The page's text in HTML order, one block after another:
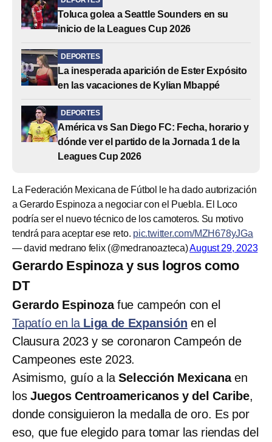
Toluca golea a Seattle Sounders en su
inicio de la Leagues Cup 2026
DEPORTES
La inesperada aparición de Ester Expósito
en las vacaciones de Kylian Mbappé
DEPORTES
América vs San Diego FC: Fecha, horario y
dónde ver el partido de la Jornada 1 de la
Leagues Cup 2026
La Federación Mexicana de Fútbol le ha dado autorización
a Gerardo Espinoza a negociar con el Puebla. El Loco
podría ser el nuevo técnico de los camoteros. Su motivo
tendrá para aceptar ese reto. pic.twitter.com/MZH678yJGa
— david medrano felix (@medranoazteca)August 29, 2023
Gerardo Espinoza y sus logros como
DT
Gerardo Espinozafue campeón con el
Tapatío en laLiga de Expansión en el
Clausura 2023 y se coronaron Campeón de
Campeones este 2023.
Asimismo, guío a laSelección Mexicanaen
los Juegos Centroamericanos y del Caribe,
donde consiguieron la medalla de oro. Es por
eso, que fue elegido para tomar las riendas del